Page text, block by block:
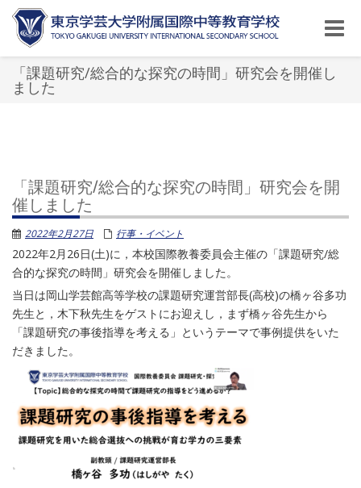
Toggle
「課題研究/総合的な探究の時間」研究会を開催し
ました
「課題研究/総合的な探究の時間」研究会を開
催しました
2022年2月27日 行事・イベント
2022年2月26日(土)に，本校国際教養委員会主催の「課題研究/総
合的な探究の時間」研究会を開催しました。
当日は岡山学芸館高等学校の課題研究運営部長(高校)の橋ヶ谷多功
先生と，木下秋先生をゲストにお迎えし，まず橋ヶ谷先生から
「課題研究の事後指導を考える」というテーマで事例提供をいた
だきました。